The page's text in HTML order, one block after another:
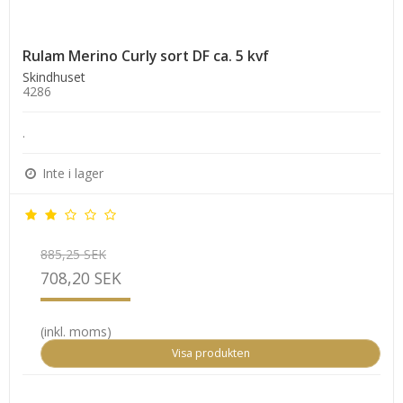
Rulam Merino Curly sort DF ca. 5 kvf
Skindhuset
4286
.
Inte i lager
885,25 SEK
708,20 SEK
(inkl. moms)
Visa produkten